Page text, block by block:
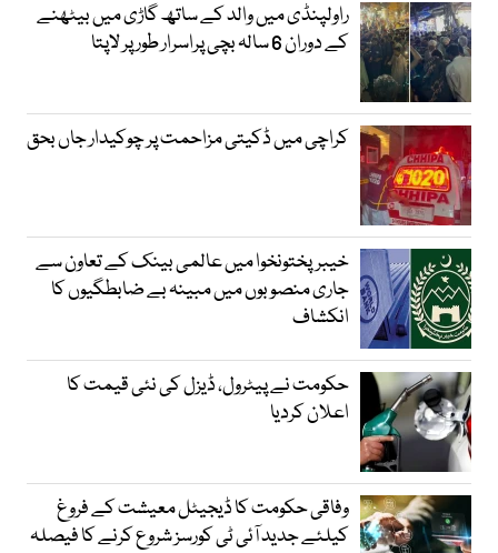
راولپنڈی میں والد کے ساتھ گاڑی میں بیٹھنے
کے دوران 6 سالہ بچی پراسرار طور پر لاپتا
کراچی میں ڈکیتی مزاحمت پر چوکیدار جاں بحق
خیبرپختونخوا میں عالمی بینک کے تعاون سے
جاری منصوبوں میں مبینہ بے ضابطگیوں کا
انکشاف
حکومت نے پیٹرول، ڈیزل کی نئی قیمت کا
اعلان کردیا
وفاقی حکومت کا ڈیجیٹل معیشت کے فروغ
کیلئے جدید آئی ٹی کورسز شروع کرنے کا فیصلہ